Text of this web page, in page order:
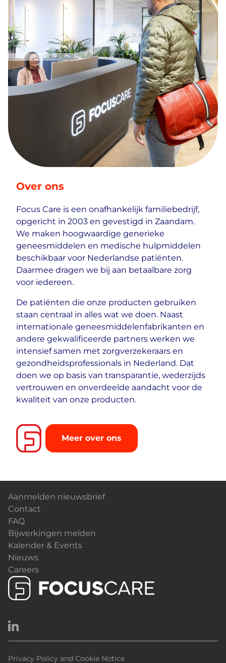
Over ons
Focus Care is een onafhankelijk familiebedrijf,
opgericht in 2003 en gevestigd in Zaandam.
We maken hoogwaardige generieke
geneesmiddelen en medische hulpmiddelen
beschikbaar voor Nederlandse patiënten.
Daarmee dragen we bij aan betaalbare zorg
voor iedereen.
De patiënten die onze producten gebruiken
staan centraal in alles wat we doen. Naast
internationale geneesmiddelenfabrikanten en
andere gekwalificeerde partners werken we
intensief samen met zorgverzekeraars en
gezondheidsprofessionals in Nederland. Dat
doen we op basis van transparantie, wederzijds
vertrouwen en onverdeelde aandacht voor de
kwaliteit van onze producten.
Meer over ons
Aanmelden nieuwsbrief
Contact
FAQ
Bijwerkingen melden
Kalender & Events
Nieuws
Careers
Privacy Policy and Cookie Notice